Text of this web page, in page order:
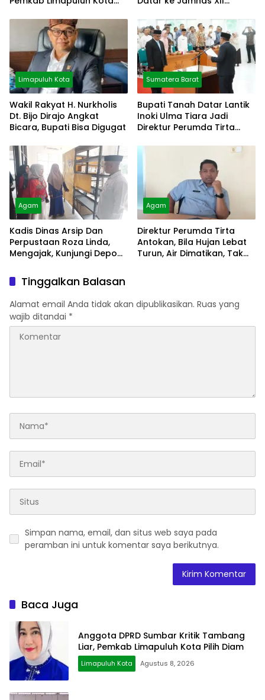
Limapuluh Kota
Wakil Rakyat H. Nurkholis
Dt. Bijo Dirajo Angkat
Bicara, Bupati Bisa Digugat
Sumatera Barat
Bupati Tanah Datar Lantik
Inoki Ulma Tiara Jadi
Direktur Perumda Tirta
Agam
Kadis Dinas Arsip Dan
Perpustaan Roza Linda,
Mengajak, Kunjungi Depo
Agam
Direktur Perumda Tirta
Antokan, Bila Hujan Lebat
Turun, Air Dimatikan, Tak
Tinggalkan Balasan
Alamat email Anda tidak akan dipublikasikan. Ruas yang
wajib ditandai *
Simpan nama, email, dan situs web saya pada
peramban ini untuk komentar saya berikutnya.
Baca Juga
Anggota DPRD Sumbar Kritik Tambang
Liar, Pemkab Limapuluh Kota Pilih Diam
Limapuluh Kota Agustus 8, 2026